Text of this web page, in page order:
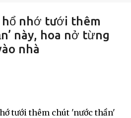
hổ nhớ tưới thêm
này, hoa nở từng
nhà
tưới thêm chút 'nước thần'